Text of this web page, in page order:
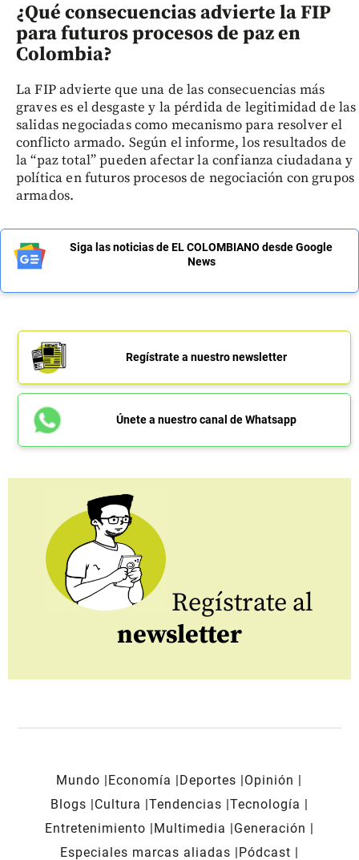
¿Qué consecuencias advierte la FIP
para futuros procesos de paz en
Colombia?
La FIP advierte que una de las consecuencias más
graves es el desgaste y la pérdida de legitimidad de las
salidas negociadas como mecanismo para resolver el
conflicto armado. Según el informe, los resultados de
la “paz total” pueden afectar la confianza ciudadana y
política en futuros procesos de negociación con grupos
armados.
Siga las noticias de EL COLOMBIANO desde Google
News
Regístrate a nuestro newsletter
Únete a nuestro canal de Whatsapp
Regístrate al
newsletter
Mundo Economía Deportes
Opinión
Blogs
Cultura Tendencias Tecnología
Entretenimiento
Multimedia
Generación
Especiales marcas aliadas
Pódcast